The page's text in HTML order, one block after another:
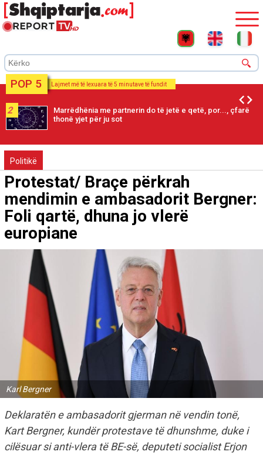
POP 5 Lajmet më të lexuara të 5 minutave të fundit
2
Marrëdhënia me partnerin do të jetë e qetë, por..., çfarë
thonë yjet për ju sot
Politikë
Protestat/ Braçe përkrah
mendimin e ambasadorit Bergner:
Foli qartë, dhuna jo vlerë
europiane
Karl Bergner
Deklaratën e ambasadorit gjerman në vendin tonë,
Kart Bergner, kundër protestave të dhunshme, duke i
cilësuar si anti-vlera të BE-së, deputeti socialist Erjon